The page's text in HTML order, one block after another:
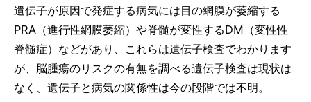
遺伝子が原因で発症する病気には目の網膜が萎縮する
PRA（進行性網膜萎縮）や脊髄が変性するDM（変性性
脊髄症）などがあり、これらは遺伝子検査でわかります
が、脳腫瘍のリスクの有無を調べる遺伝子検査は現状は
なく、遺伝子と病気の関係性は今の段階では不明。